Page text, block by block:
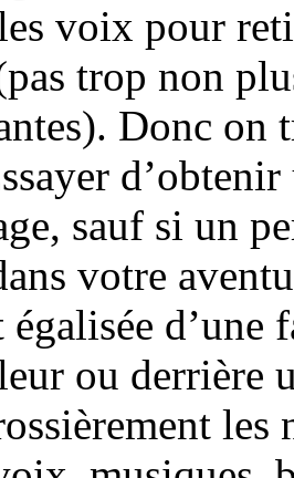
voix pour
trop non
Donc on
sauf si un
votre
d’une
ou derrière
les